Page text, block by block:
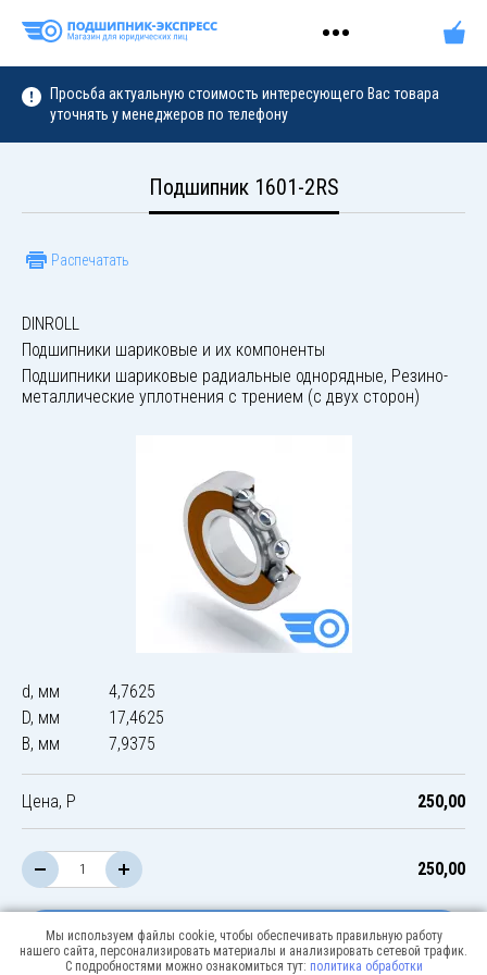
Просьба актуальную стоимость интересующего Вас товара
уточнять у менеджеров по телефону
Подшипник 1601-2RS
Распечатать
DINROLL
Подшипники шариковые и их компоненты
Подшипники шариковые радиальные однорядные, Резино-
металлические уплотнения с трением (с двух сторон)
d, мм
4,7625
D, мм
17,4625
B, мм
7,9375
Цена, Р 250,00
250,00
В корзину
Мы используем файлы cookie, чтобы обеспечивать правильную работу
нашего сайта, персонализировать материалы и анализировать сетевой трафик.
С подробностями можно ознакомиться тут: политика обработки